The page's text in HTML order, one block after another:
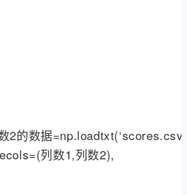
2的数据
列数1,列数2),